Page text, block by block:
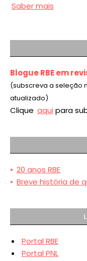
Saber mais
Blogue RBE em
(subscreva a seleção
atualizado)
Clique aqui para
• 20 anos RBE
• Breve história de
Portal RBE
Portal PNL